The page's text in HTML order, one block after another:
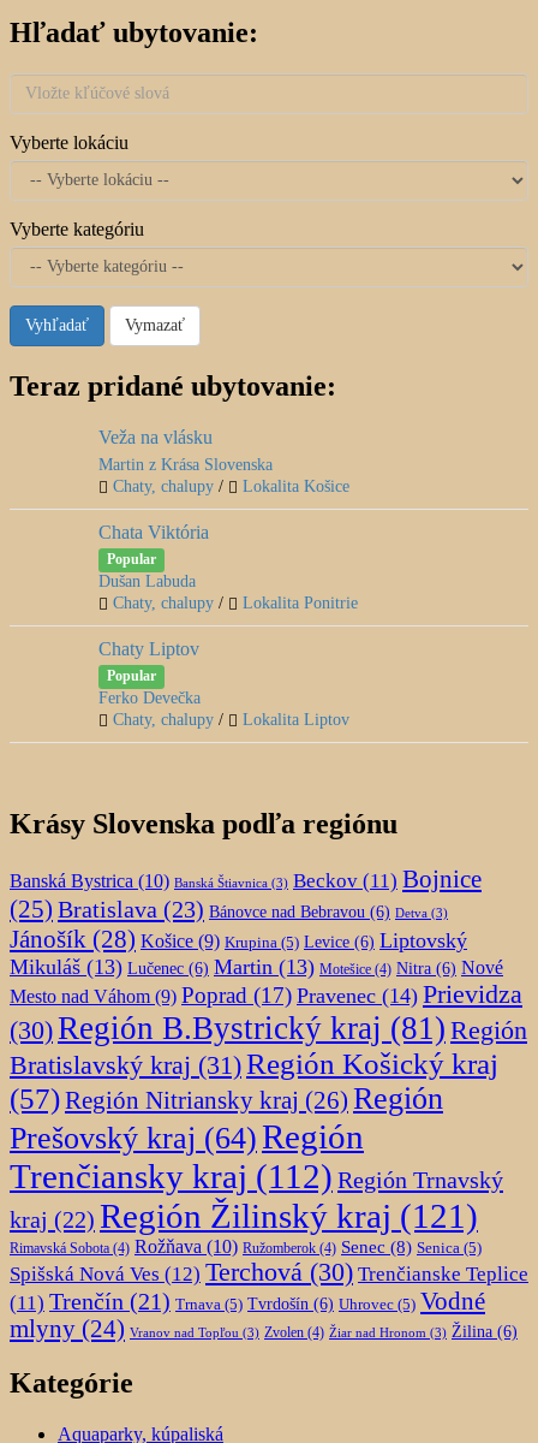
Hľadať ubytovanie:
Vyberte lokáciu
Vyberte kategóriu
Vyhľadať Vymazať
Teraz pridané ubytovanie:
Veža na vlásku
Martin z Krása Slovenska
Chaty, chalupy / Lokalita Košice
Chata Viktória
Popular
Dušan Labuda
Chaty, chalupy / Lokalita Ponitrie
Chaty Liptov
Popular
Ferko Devečka
Chaty, chalupy / Lokalita Liptov
Krásy Slovenska podľa regiónu
Banská Bystrica (10) Banská Štiavnica (3) Beckov (11) Bojnice
(25) Bratislava (23) Bánovce nad Bebravou (6) Detva (3)
Jánošík (28) Košice (9) Krupina (5) Levice (6) Liptovský
Mikuláš (13) Lučenec (6) Martin (13) Motešice (4) Nitra (6) Nové
Mesto nad Váhom (9) Poprad (17) Pravenec (14) Prievidza
(30)Región B.Bystrický kraj (81) Región
Bratislavský kraj (31)Región Košický kraj
(57)Región Nitriansky kraj (26) Región
Prešovský kraj (64)Región
Trenčiansky kraj (112) Región Trnavský
kraj (22) Región Žilinský kraj (121)
Rimavská Sobota (4) Rožňava (10) Ružomberok (4) Senec (8) Senica (5)
Spišská Nová Ves (12) Terchová (30) Trenčianske Teplice
(11) Trenčín (21) Trnava (5) Tvrdošín (6) Uhrovec (5) Vodné
mlyny (24) Vranov nad Topľou (3) Zvolen (4) Žiar nad Hronom (3) Žilina (6)
Kategórie
Aquaparky, kúpaliská